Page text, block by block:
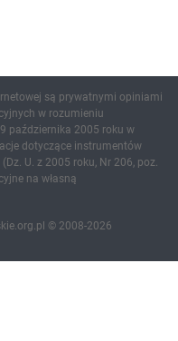
są prywatnymi opiniami
w rozumieniu
października 2005 roku w
dotyczące instrumentów
U. z 2005 roku, Nr 206, poz.
na własną
© 2008-2026